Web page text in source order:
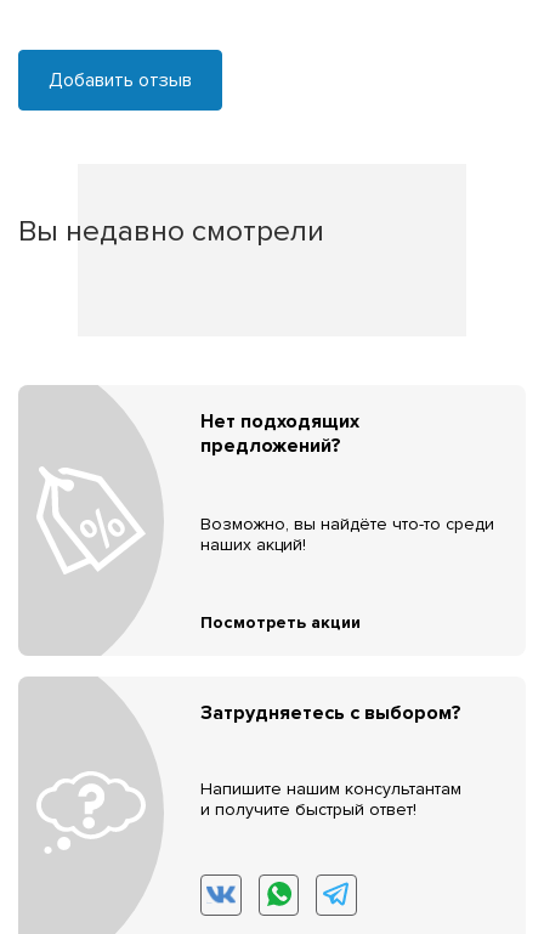
Добавить отзыв
Вы недавно смотрели
Нет подходящих
предложений?
Возможно, вы найдёте что-то среди
наших акций!
Посмотреть акции
Затрудняетесь с выбором?
Напишите нашим консультантам
и получите быстрый ответ!